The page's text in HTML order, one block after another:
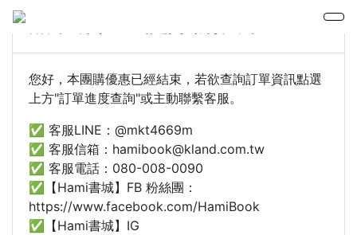
您好，本團購優惠已經結束，若欲查詢訂單資訊點選
上方"訂單進度查詢"或主動聯繫客服。
✅ 客服LINE：@mkt4669m
✅ 客服信箱：hamibook@kland.com.tw
✅ 客服電話：080-008-0090
✅【Hami書城】FB 粉絲團：
https://www.facebook.com/HamiBook
✅【Hami書城】IG